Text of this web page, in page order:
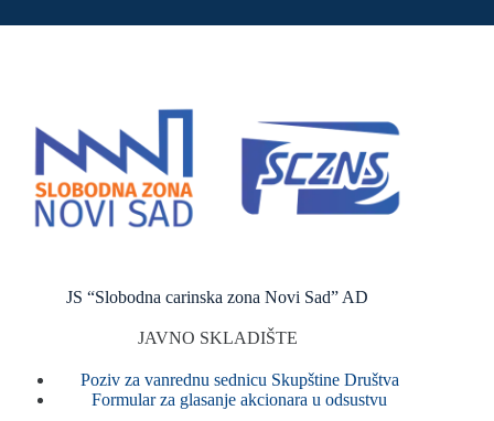
JS “Slobodna carinska zona Novi Sad” AD
JAVNO SKLADIŠTE
Poziv za vanrednu sednicu Skupštine Društva
Formular za glasanje akcionara u odsustvu